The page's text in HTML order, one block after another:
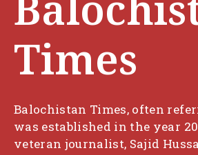
Times
Balochistan Times, often
was established in the year
veteran journalist, Sajid